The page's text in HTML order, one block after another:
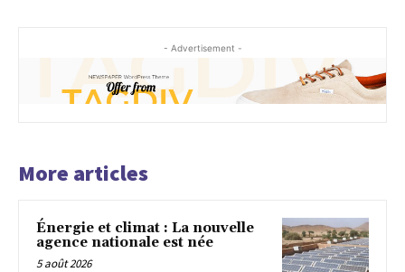
- Advertisement -
More articles
Énergie et climat : La nouvelle
agence nationale est née
5 août 2026